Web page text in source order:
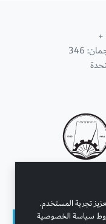
تجربة المستخدم.
سياسة الخصوصية
346